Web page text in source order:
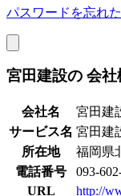
パスワードを忘れ
宮田建設の 会社
会社名
宮田建
サービス名 宮田建
所在地
福岡県
電話番号
093-
URL
http://